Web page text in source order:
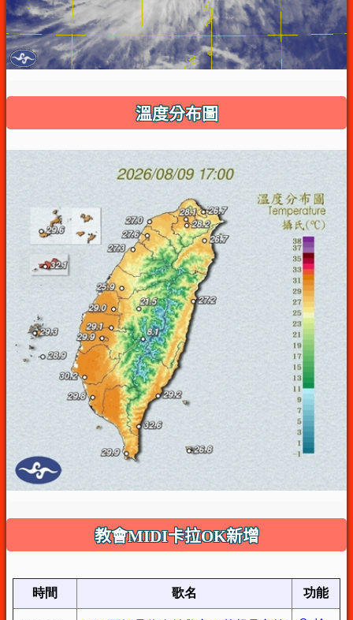
溫度分布圖
教會MIDI卡拉OK新增